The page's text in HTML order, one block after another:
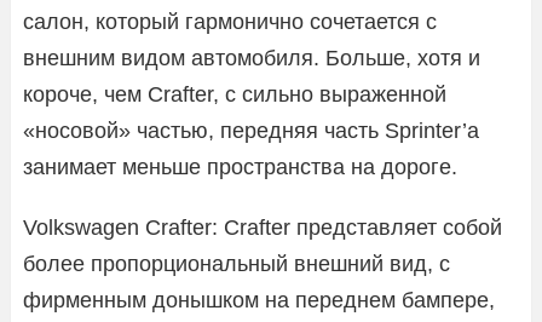
салон, который гармонично сочетается с
внешним видом автомобиля. Больше, хотя и
короче, чем Crafter, с сильно выраженной
«носовой» частью, передняя часть Sprinter’a
занимает меньше пространства на дороге.
Volkswagen Crafter: Crafter представляет собой
более пропорциональный внешний вид, с
фирменным донышком на переднем бампере,